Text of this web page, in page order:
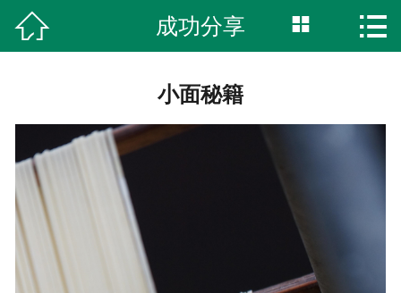
首页
阅读美食
商标授权
 成功分享  
小面秘籍